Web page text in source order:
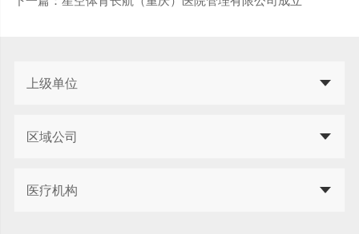
上级单位
区域公司
医疗机构